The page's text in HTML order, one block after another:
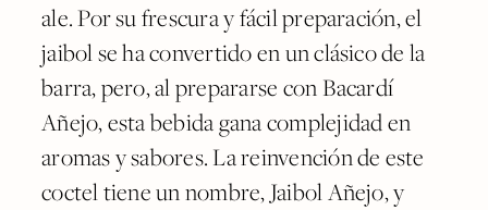
ale. Por su frescura y fácil preparación, el
jaibol se ha convertido en un clásico de la
barra, pero, al prepararse con Bacardí
Añejo, esta bebida gana complejidad en
aromas y sabores. La reinvención de este
coctel tiene un nombre, Jaibol Añejo, y